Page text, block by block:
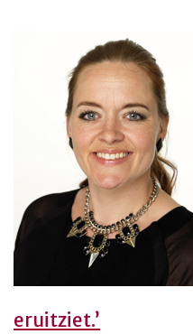
eruitziet.’